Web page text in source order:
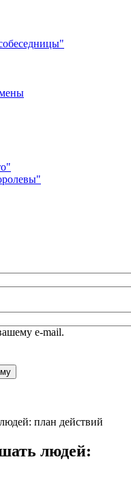
e-mail.
план действий
людей: